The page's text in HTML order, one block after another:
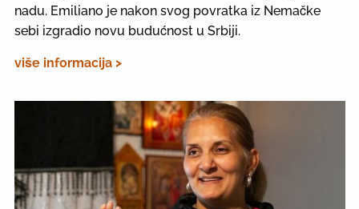
nadu. Emiliano je nakon svog povratka iz Nemačke
sebi izgradio novu budućnost u Srbiji.
više informacija >